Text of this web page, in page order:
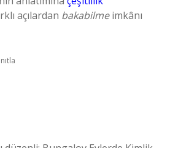
açılardan bakabilmeimkânı